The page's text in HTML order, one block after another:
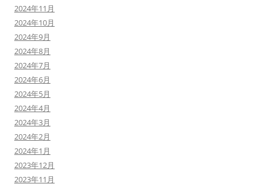
2024年11月
2024年10月
2024年9月
2024年8月
2024年7月
2024年6月
2024年5月
2024年4月
2024年3月
2024年2月
2024年1月
2023年12月
2023年11月